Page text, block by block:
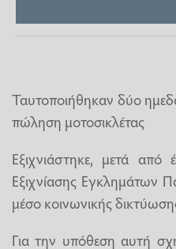
Ταυτοποιήθηκαν δύο
πώληση μοτοσικλέτας
Εξιχνιάστηκε, μετά
Εξιχνίασης Εγκλημάτων
μέσο κοινωνικής
Για την υπόθεση αυτή